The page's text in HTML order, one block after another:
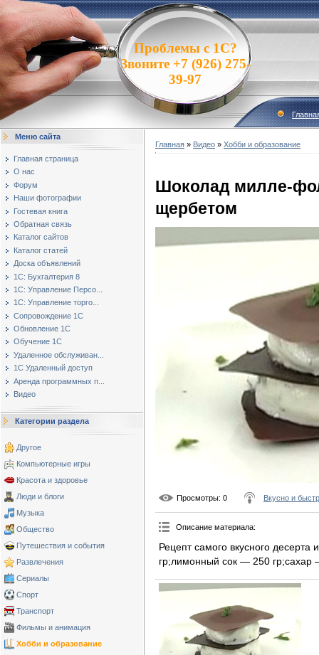
Проблемы с 1С?
Звоните +7 (926) 275-
39-97
Меню сайта
Главная страница
О нас
Форум
Наши фотографии
Гостевая книга
Обратная связь
Каталог сайтов
Каталог статей
Доска объявлений
1С: Бухгалтерия 8
1С: Управление Персо...
1С: Управление торго...
Сопровождение 1С
Обновление 1С
Обучение 1С
Удаленное обслуживан...
1С Удаленный доступ
Аренда программных п...
Видео
Категории раздела
Другое
Компьютерные игры
Красота и здоровье
Люди и блоги
Музыка
Общество
Путешествия и события
Развлечения
Сериалы
Спорт
Транспорт
Фильмы и анимация
Хобби и образование
Главная » Видео » Хобби и образование
Шоколад милле-
щербетом
Просмотры: 0 Вкусно и
Описание материала:
Рецепт самого вкусного
гр;лимонный сок — 250